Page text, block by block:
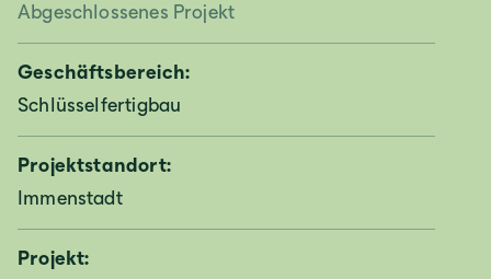
Abgeschlossenes Projekt
Geschäftsbereich:
Schlüsselfertigbau
Projektstandort:
Immenstadt
Projekt: